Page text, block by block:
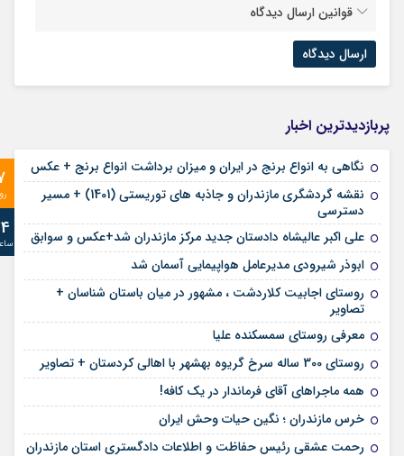
قوانین ارسال دیدگاه
پربازدیدترین اخبار
نگاهی به انواع برنج در ایران و میزان برداشت انواع برنج + عکس
نقشه گردشگری مازندران و جاذبه های توریستی (1401) + مسیر
دسترسی
علی‌ اکبر عالیشاه دادستان جدید مرکز مازندران شد+عکس و سوابق
ابوذر شیرودی مدیرعامل هواپیمایی آسمان شد
روستای اجابیت کلاردشت ، مشهور در میان باستان شناسان +
تصاویر
معرفی روستای سمسکنده علیا
روستای 300 ساله سرخ ‌گریوه بهشهر با اهالی کردستان + تصاویر
همه ماجراهای آقای فرماندار در یک کافه!
خرس مازندران ؛ نگین حیات وحش ایران
رحمت عشقی رئیس حفاظت و اطلاعات دادگستری استان مازندران